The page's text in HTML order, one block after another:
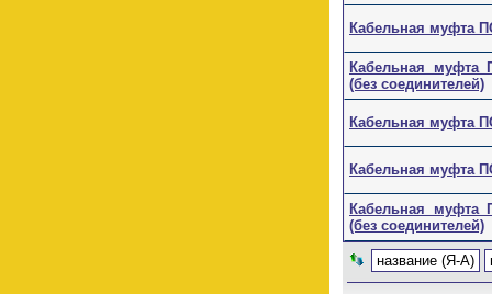
Кабельная муфта
Кабельная муфта
(без соединителей)
Кабельная муфта
Кабельная муфта
Кабельная муфта
(без соединителей)
название (Я-А)